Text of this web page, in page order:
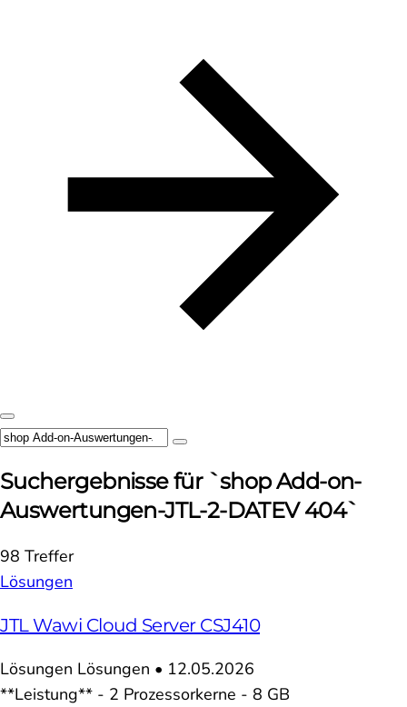
Suchergebnisse für `shop Add-on-
Auswertungen-JTL-2-DATEV 404`
98 Treffer
Lösungen
JTL Wawi Cloud Server CSJ410
Lösungen Lösungen • 12.05.2026
**Leistung** - 2 Prozessorkerne - 8 GB